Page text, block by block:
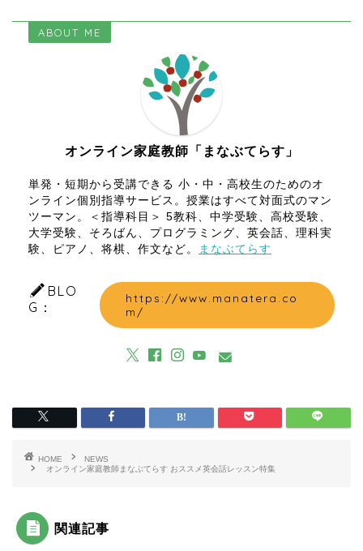
ABOUT ME
オンライン家庭教師「まなぶてらす」
単発・短期から受講できる 小・中・高校生のためのオ
ンライン個別指導サービス。授業はすべて対面式のマン
ツーマン。＜指導科目＞ 5教科、中学受験、高校受験、
大学受験、そろばん、プログラミング、英会話、理科実
験、ピアノ、将棋、作文など。
まなぶてらす
BLO
G：
https://www.manatera.co
m/
HOME
NEWS
オンライン家庭教師まなぶてらす おススメ英会話レッスン特集
関連記事